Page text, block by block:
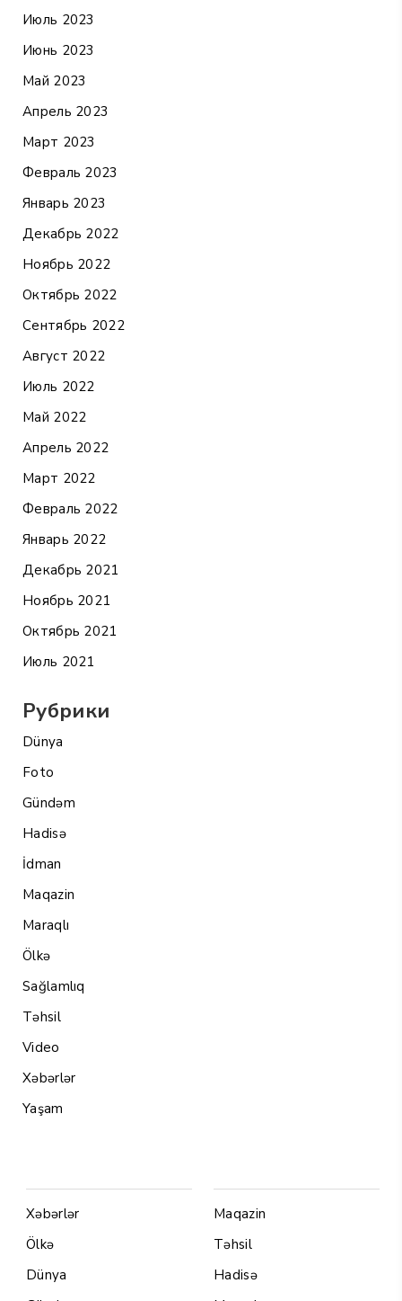
Июль 2023
Июнь 2023
Май 2023
Апрель 2023
Март 2023
Февраль 2023
Январь 2023
Декабрь 2022
Ноябрь 2022
Октябрь 2022
Сентябрь 2022
Август 2022
Июль 2022
Май 2022
Апрель 2022
Март 2022
Февраль 2022
Январь 2022
Декабрь 2021
Ноябрь 2021
Октябрь 2021
Июль 2021
Рубрики
Dünya
Foto
Gündəm
Hadisə
İdman
Maqazin
Maraqlı
Ölkə
Sağlamlıq
Təhsil
Video
Xəbərlər
Yaşam
Xəbərlər
Ölkə
Dünya
Maqazin
Təhsil
Hadisə